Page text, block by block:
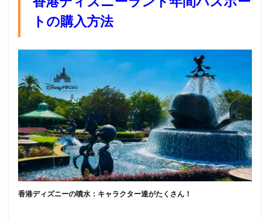
トの購入方法
香港ディズニーの噴水：キャラクター達がたくさん！